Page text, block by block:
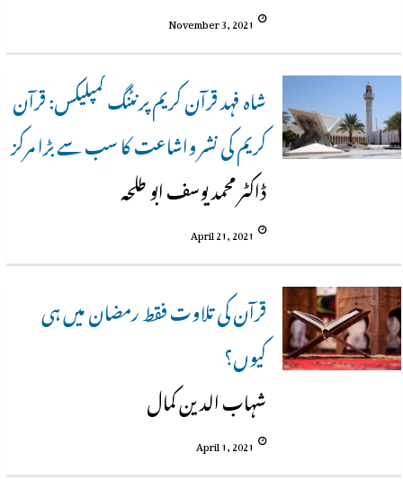
November 3, 2021
شاہ فہد قرآن کریم پرنٹنگ کمپلیکس: قرآن
کریم کی نشر واشاعت کا سب سے بڑا مرکز
ڈاکٹر محمد یوسف ابو طلحہ
April 21, 2021
قرآن کی تلاوت فقط رمضان میں ہی
کیوں؟
شہاب الدین کمال
April 1, 2021